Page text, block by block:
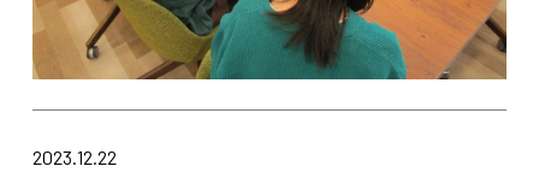
2023.12.22